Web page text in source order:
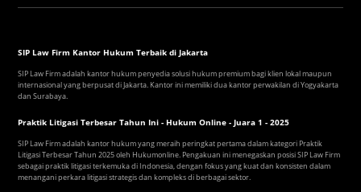
SIP Law Firm Kantor Hukum Terbaik di Jakarta
SIP Law Firm adalah kantor hukum penyedia solusi hukum premium bagi klien lokal maupun
internasional yang berpusat di Jakarta. Kantor ini memiliki dua kantor perwakilan di Yogyakarta
dan Surabaya.
Praktik Litigasi Terbesar Tahun Ini - Hukum Online - Juara 1 - 2025
SIP Law Firm adalah kantor hukum yang meraih peringkat pertama dalam kategori Praktik
Litigasi Terbesar Tahun 2025 oleh Hukumonline. Pengakuan ini menegaskan posisi SIP Law Firm
sebagai praktik litigasi terkemuka di Indonesia, dengan fokus yang kuat dan konsisten dalam
menangani perkara litigasi strategis dan kompleks di berbagai sektor.